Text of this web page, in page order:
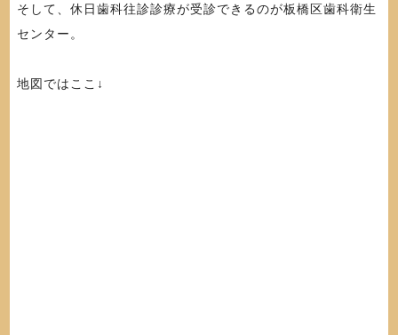
そして、休日歯科往診診療が受診できるのが板橋区歯科衛生
センター。
地図ではここ↓